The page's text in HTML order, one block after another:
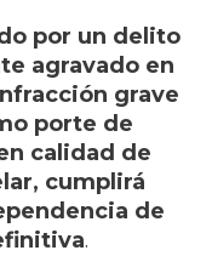
por un delito
agravado en
grave
porte de
calidad de
cumplirá
de
.